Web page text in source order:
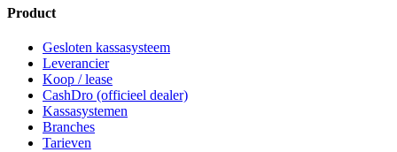
Product
Gesloten kassasysteem
Leverancier
Koop / lease
CashDro (officieel dealer)
Kassasystemen
Branches
Tarieven